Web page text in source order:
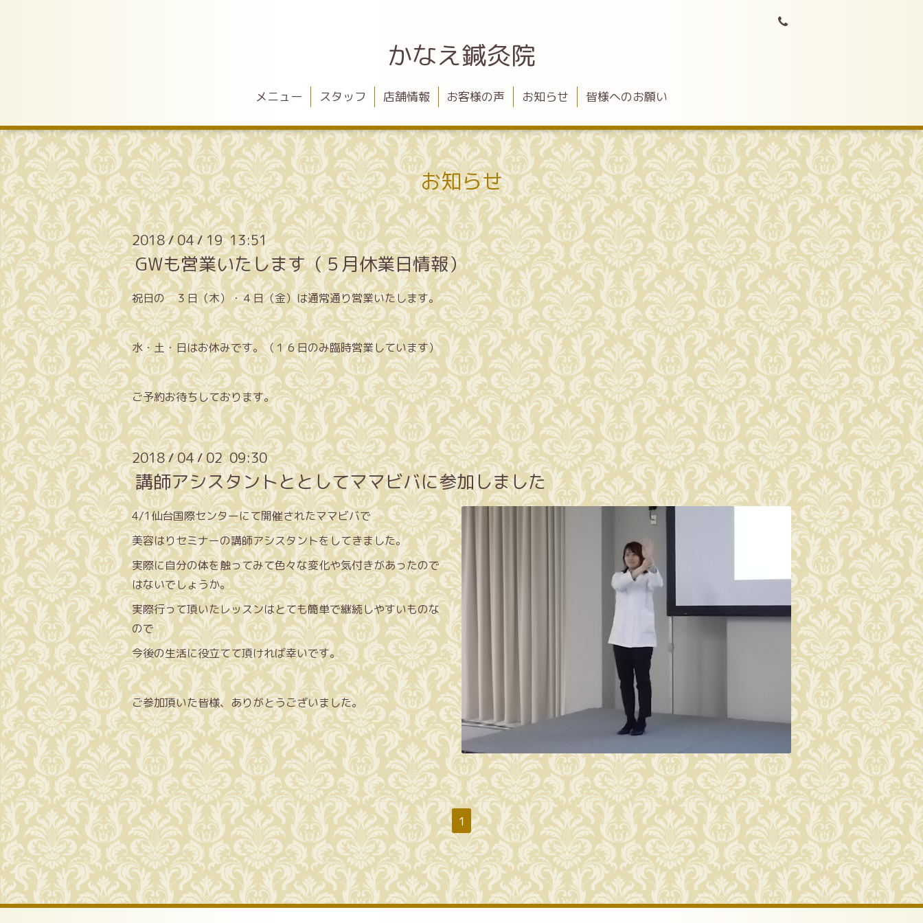
かなえ鍼灸院
メニュー スタッフ 店舗情報 お客様の声 お知らせ 皆様へのお願い
お知らせ
2018/04/19 13:51
GWも営業いたします（５月休業日情報）
祝日の ３日（木）・４日（金）は通常通り営業いたします。
水・土・日はお休みです。（１６日のみ臨時営業しています）
ご予約お待ちしております。
2018/04/02 09:30
講師アシスタントととしてママビバに参加しました
4/1仙台国際センターにて開催されたママビバで
美容はりセミナーの講師アシスタントをしてきました。
実際に自分の体を触ってみて色々な変化や気付きがあったので
はないでしょうか。
実際行って頂いたレッスンはとても簡単で継続しやすいものな
ので
今後の生活に役立てて頂ければ幸いです。
ご参加頂いた皆様、ありがとうございました。
1